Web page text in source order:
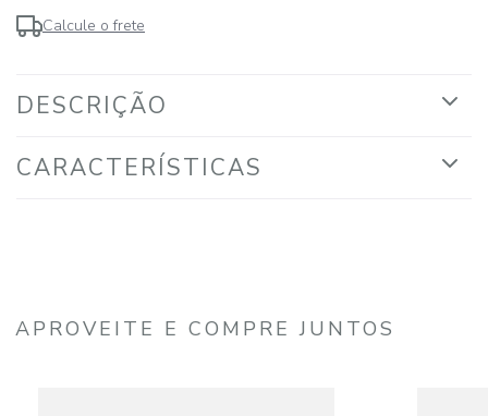
Calcule o frete
DESCRIÇÃO
CARACTERÍSTICAS
APROVEITE E COMPRE JUNTOS